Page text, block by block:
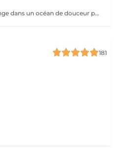
Le Gommage Suprême vous plonge dans un océan de douceur pour une peau sublimée. Le massage relaxant effectué après le gommage vous donnera la sensation d'évasion suprême. Le résultat sera une recharge profonde avec votre corps et votre mental libéré de toutes les pollutions accumulées au fil des jours.
181